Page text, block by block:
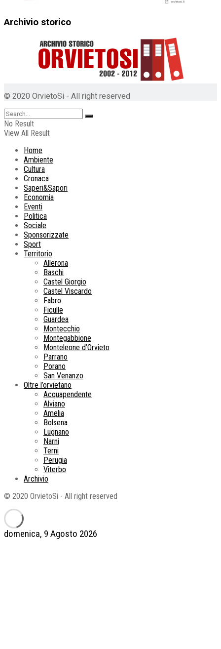
domenica, 9 Agosto 2026
Archivio storico
© 2020 OrvietoSi - All right reserved
No Result
View All Result
Home
Ambiente
Cultura
Cronaca
Saperi&Sapori
Economia
Eventi
Politica
Sociale
Sponsorizzate
Sport
Territorio
Allerona
Baschi
Castel Giorgio
Castel Viscardo
Fabro
Ficulle
Guardea
Montecchio
Montegabbione
Monteleone d’Orvieto
Parrano
Porano
San Venanzo
Oltre l’orvietano
Acquapendente
Alviano
Amelia
Bolsena
Lugnano
Narni
Terni
Perugia
Viterbo
Archivio
© 2020 OrvietoSi - All right reserved